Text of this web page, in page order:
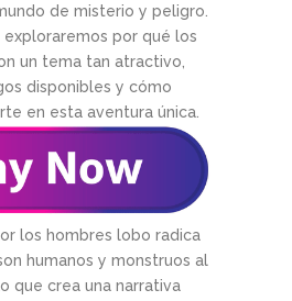
de misterio y peligro.
exploraremos por qué los
un tema tan atractivo,
disponibles y cómo
en esta aventura única.
los hombres lobo radica
humanos y monstruos al
que crea una narrativa